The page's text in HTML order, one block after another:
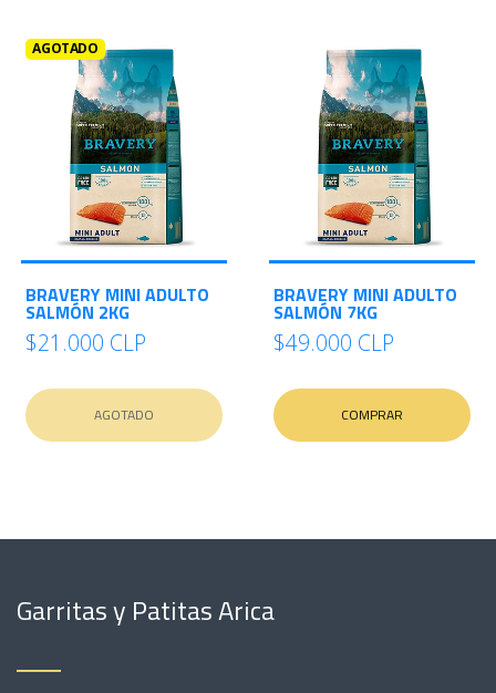
AGOTADO
BRAVERY MINI ADULTO
SALMÓN 2KG
$21.000 CLP
AGOTADO
BRAVERY MINI ADULTO
SALMÓN 7KG
$49.000 CLP
COMPRAR
Garritas y Patitas Arica